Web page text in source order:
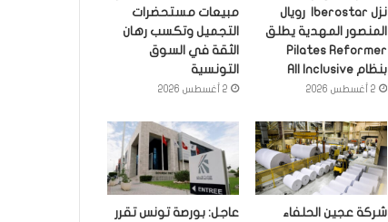
نزل Iberostar رويال
المنصور المهدية يطلق
Pilates Reformer
بنظام All Inclusive
2 أغسطس 2026
مبيعات مستحضرات
التجميل وتكسب رهان
الثقة في السوق
التونسية
2 أغسطس 2026
شركة عجين الحلفاء
عاجل: بورصة تونس تقرر